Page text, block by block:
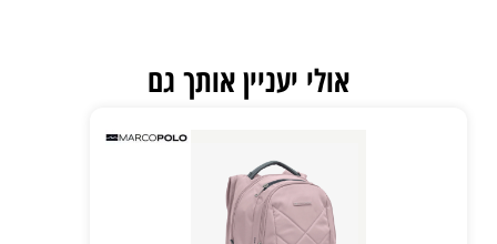
אולי יעניין אותך גם